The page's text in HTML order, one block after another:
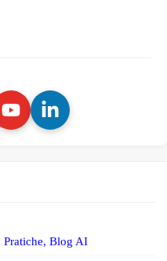
Pratiche, Blog AI